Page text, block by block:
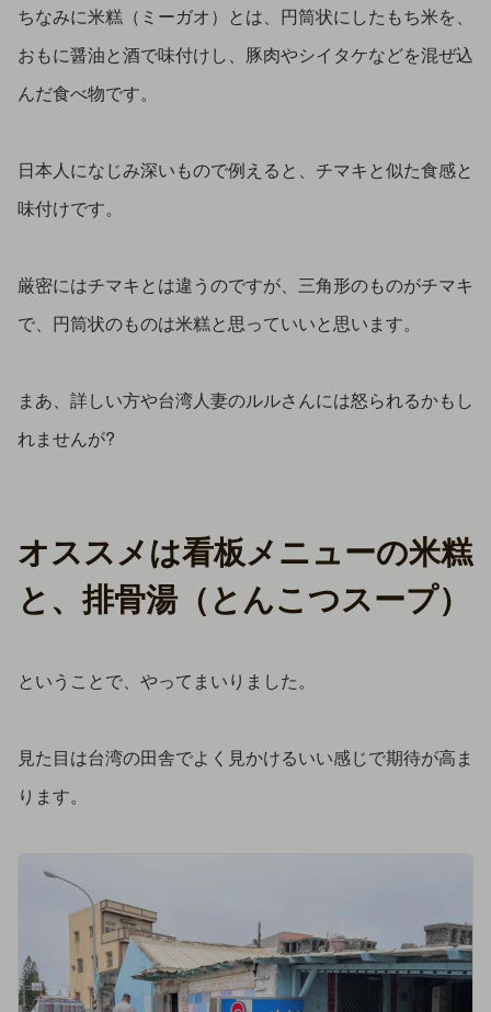
ちなみに米糕（ミーガオ）とは、円筒状にしたもち米を、
おもに醤油と酒で味付けし、豚肉やシイタケなどを混ぜ込
んだ食べ物です。
日本人になじみ深いもので例えると、チマキと似た食感と
味付けです。
厳密にはチマキとは違うのですが、三角形のものがチマキ
で、円筒状のものは米糕と思っていいと思います。
まあ、詳しい方や台湾人妻のルルさんには怒られるかもし
れませんが?
オススメは看板メニューの米糕
と、排骨湯（とんこつスープ）
ということで、やってまいりました。
見た目は台湾の田舎でよく見かけるいい感じで期待が高ま
ります。